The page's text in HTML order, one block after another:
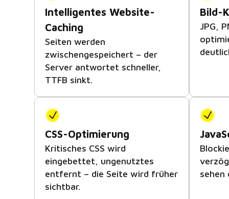
Intelligentes Website-
Caching
Seiten werden
zwischengespeichert – der
Server antwortet schneller,
TTFB sinkt.
Bild-
JPG,
CSS-Optimierung
Kritisches CSS wird
eingebettet, ungenutztes
entfernt – die Seite wird früher
sichtbar.
sehen